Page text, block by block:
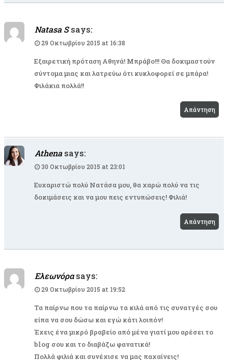
Natasa S says:
29 Οκτωβρίου 2015 at 16:38
Εξαιρετική πρόταση Αθηνά! Μπράβο!!! Θα δοκιμαστούν
σύντομα μιας και λατρεύω ότι κυκλοφορεί σε μπάρα!
Φιλάκια πολλά!!
Απάντηση
Athena says:
30 Οκτωβρίου 2015 at 23:01
Ευχαριστώ πολύ Νατάσα μου, θα χαρώ πολύ να τις
δοκιμάσεις και να μου πεις εντυπώσεις! Φιλιά!
Απάντηση
Ελεωνόρα says:
29 Οκτωβρίου 2015 at 19:52
Τα παίρνω που τα παίρνω τα κιλά από τις συνατγές σου
είπα να σου δώσω και εγώ κάτι λοιπόν!
Έχεις ένα μικρό βραβείο από μένα γιατί μου αρέσει το
blog σου και το διαβάζω φανατικά!
Πολλά φιλιά και συνέχισε να μας παχαίνεις!